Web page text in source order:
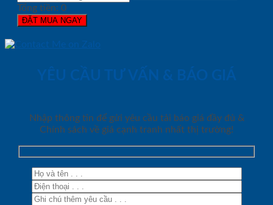
Tổng tiền: 0
ĐẶT MUA NGAY
YÊU CẦU TƯ VẤN & BÁO GIÁ
Nhập thông tin để gửi yêu cầu tải báo giá đầy đủ &
Chính sách về giá cạnh tranh nhất thị trường!